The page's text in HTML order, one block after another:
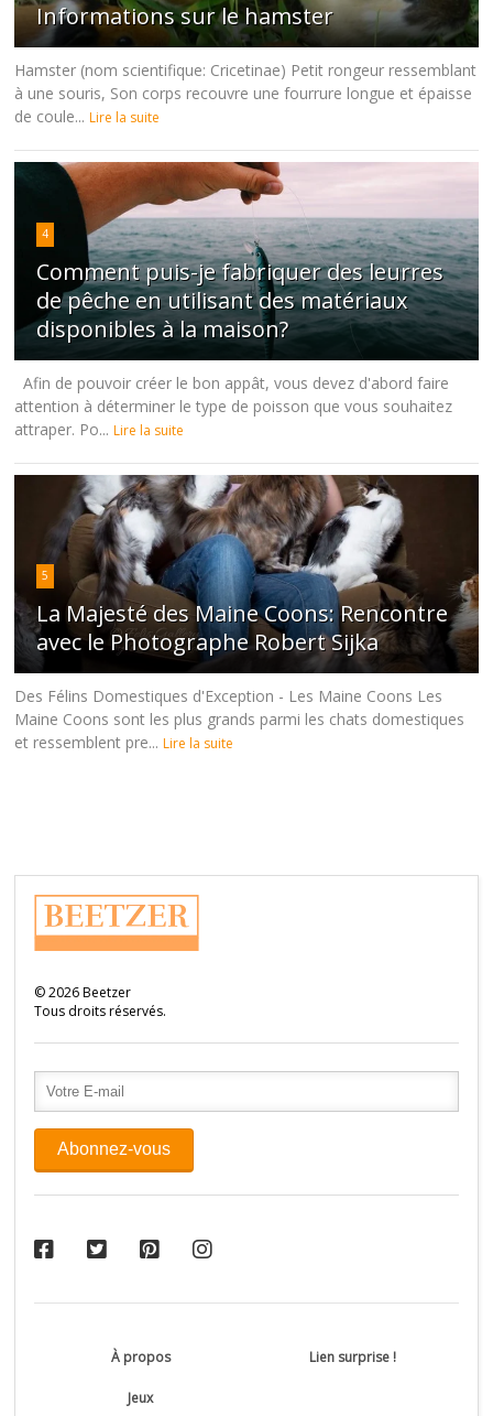
Informations sur le hamster
Hamster (nom scientifique: Cricetinae) Petit rongeur ressemblant
à une souris, Son corps recouvre une fourrure longue et épaisse
de coule... Lire la suite
4
Comment puis-je fabriquer des leurres
de pêche en utilisant des matériaux
disponibles à la maison?
Afin de pouvoir créer le bon appât, vous devez d'abord faire
attention à déterminer le type de poisson que vous souhaitez
attraper. Po... Lire la suite
5
La Majesté des Maine Coons: Rencontre
avec le Photographe Robert Sijka
Des Félins Domestiques d'Exception - Les Maine Coons Les
Maine Coons sont les plus grands parmi les chats domestiques
et ressemblent pre... Lire la suite
©2026Beetzer
Tous droits réservés.
À propos Lien surprise !
Jeux